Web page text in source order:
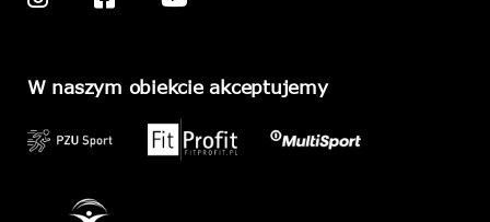
W naszym obiekcie akceptujemy